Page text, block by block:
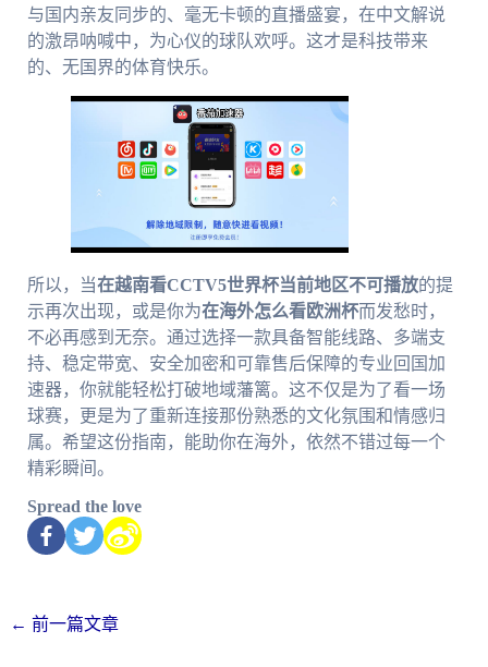
与国内亲友同步的、毫无卡顿的直播盛宴，在中文解说
的激昂呐喊中，为心仪的球队欢呼。这才是科技带来
的、无国界的体育快乐。
所以，当在越南看CCTV5世界杯当前地区不可播放的提
示再次出现，或是你为在海外怎么看欧洲杯而发愁时，
不必再感到无奈。通过选择一款具备智能线路、多端支
持、稳定带宽、安全加密和可靠售后保障的专业回国加
速器，你就能轻松打破地域藩篱。这不仅是为了看一场
球赛，更是为了重新连接那份熟悉的文化氛围和情感归
属。希望这份指南，能助你在海外，依然不错过每一个
精彩瞬间。
Spread the love
← 前一篇文章